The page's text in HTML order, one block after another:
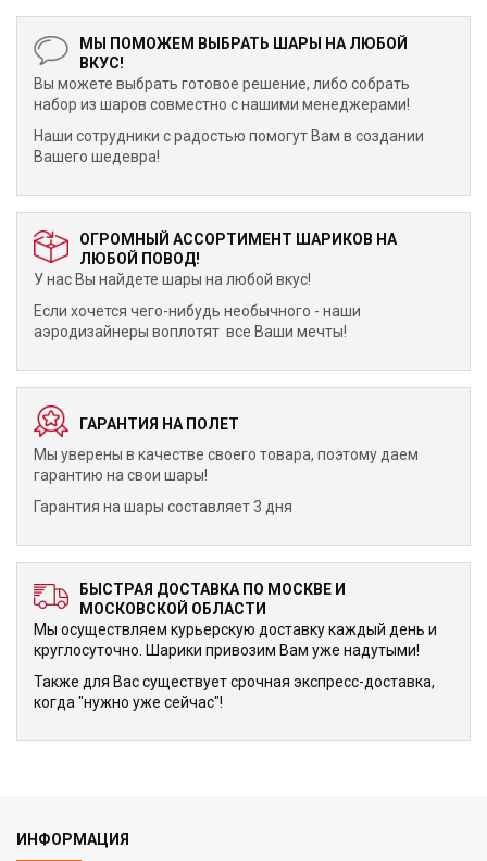
МЫ ПОМОЖЕМ ВЫБРАТЬ ШАРЫ НА ЛЮБОЙ
ВКУС!
Вы можете выбрать готовое решение, либо собрать
набор из шаров совместно с нашими менеджерами!
Наши сотрудники с радостью помогут Вам в создании
Вашего шедевра!
ОГРОМНЫЙ АССОРТИМЕНТ ШАРИКОВ НА
ЛЮБОЙ ПОВОД!
У нас Вы найдете шары на любой вкус!
Если хочется чего-нибудь необычного - наши
аэродизайнеры воплотят все Ваши мечты!
ГАРАНТИЯ НА ПОЛЕТ
Мы уверены в качестве своего товара, поэтому даем
гарантию на свои шары!
Гарантия на шары составляет 3 дня
БЫСТРАЯ ДОСТАВКА ПО МОСКВЕ И
МОСКОВСКОЙ ОБЛАСТИ
Мы осуществляем курьерскую доставку каждый день и
круглосуточно. Шарики привозим Вам уже надутыми!
Также для Вас существует срочная экспресс-доставка,
когда "нужно уже сейчас"!
ИНФОРМАЦИЯ